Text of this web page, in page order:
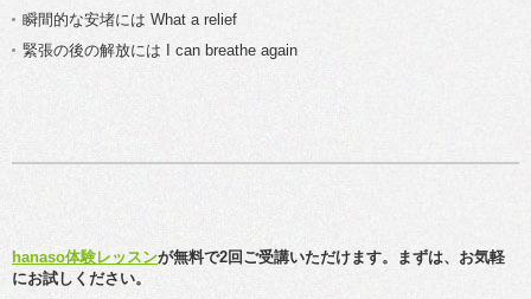
瞬間的な安堵には What a relief
緊張の後の解放には I can breathe again
hanaso体験レッスンが無料で2回ご受講いただけます。まずは、お気軽
にお試しください。